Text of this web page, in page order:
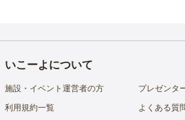
いこーよについて
施設・イベント運営者の方
プレゼンタ
利用規約一覧
よくある質